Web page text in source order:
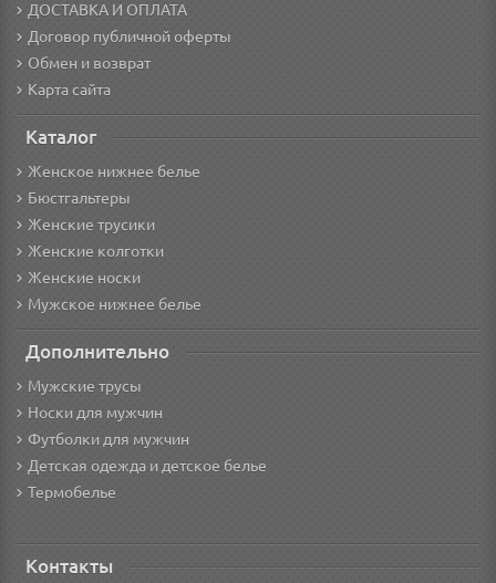
ДОСТАВКА И ОПЛАТА
Договор публичной оферты
Обмен и возврат
Карта сайта
Каталог
Женское нижнее белье
Бюстгальтеры
Женские трусики
Женские колготки
Женские носки
Мужское нижнее белье
Дополнительно
Мужские трусы
Носки для мужчин
Футболки для мужчин
Детская одежда и детское белье
Термобелье
Контакты